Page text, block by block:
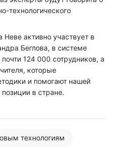
технологического
активно участвует в
Беглова, в системе
124 000 сотрудников, а
которые
и помогают нашей
в стране.
технологиям